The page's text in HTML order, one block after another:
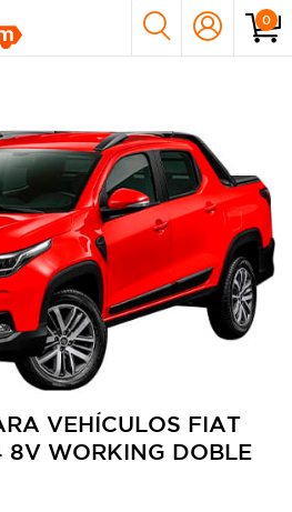
0
VEHÍCULOS FIAT
8V WORKING DOBLE